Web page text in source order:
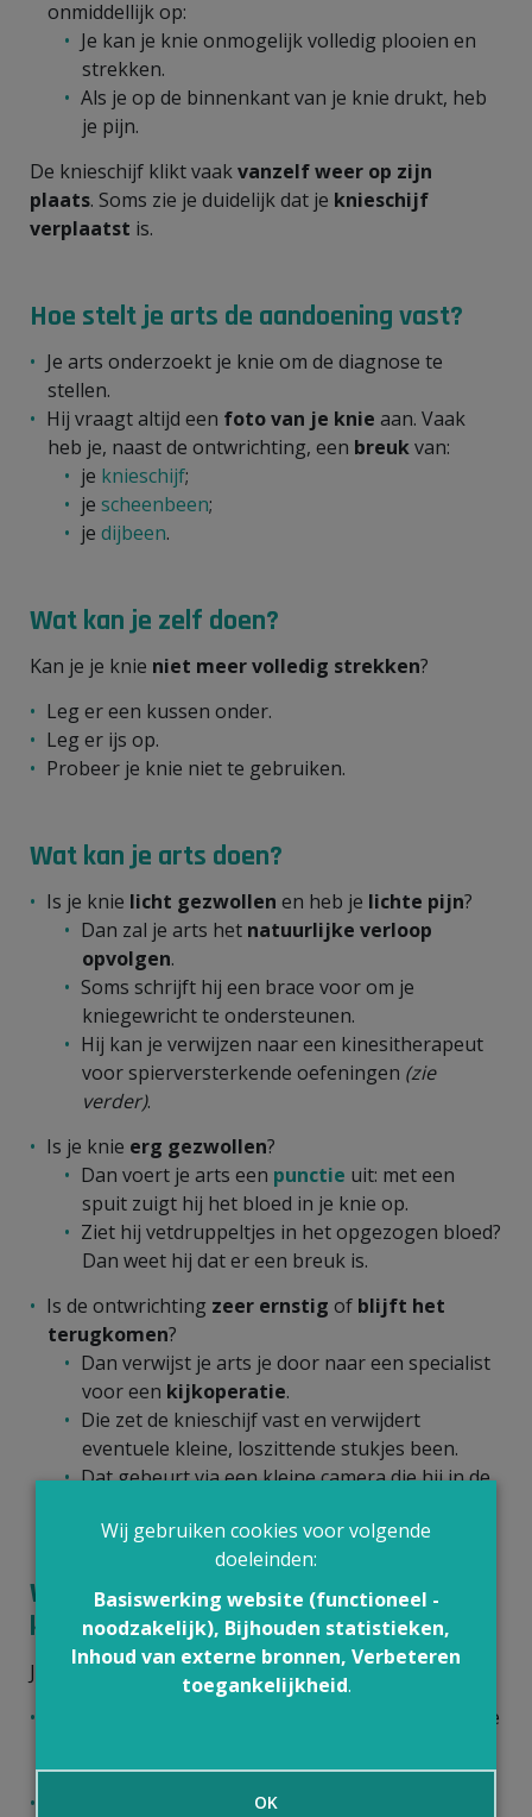
onmiddellijk op:
Je kan je knie onmogelijk volledig plooien en
strekken.
Als je op de binnenkant van je knie drukt, heb
je pijn.
De knieschijf klikt vaakvanzelf weer op zijn
plaats. Soms zie je duidelijk dat je knieschijf
verplaatst is.
Hoe stelt je arts de aandoening vast?
Je arts onderzoekt je knie om de diagnose te
stellen.
Hij vraagt altijd een foto van je knie aan. Vaak
heb je, naast de ontwrichting, een breukvan:
je knieschijf;
je scheenbeen;
je dijbeen.
Wat kan je zelf doen?
Kan je je knie niet meer volledig strekken?
Leg er een kussen onder.
Leg er ijs op.
Probeer je knie niet te gebruiken.
Wat kan je arts doen?
Is je knie licht gezwollen en heb je lichte pijn?
Dan zal je arts het natuurlijke verloop
opvolgen.
Soms schrijft hij een brace voor om je
kniegewricht te ondersteunen.
Hij kan je verwijzen naar een kinesitherapeut
voor spierversterkende oefeningen (zie
verder).
Is je knie erg gezwollen?
Dan voert je arts een punctie uit: met een
spuit zuigt hij het bloed in je knie op.
Ziet hij vetdruppeltjes in het opgezogen bloed?
Dan weet hij dat er een breuk is.
Is de ontwrichting zeer ernstig of blijft het
terugkomen?
Dan verwijst je arts je door naar een specialist
voor een kijkoperatie.
Die zet de knieschijf vast en verwijdert
eventuele kleine, loszittende stukjes been.
Dat gebeurt via een kleine camera die hij in de
Wat kan je samen met je
kinesitherapeut doen?
Je kinesitherapeut kan je begeleiden:
: dat is de periode
lichaamsdeel te bewegen;
revalidatieperiode
Wij gebruiken cookies voor volgende
doeleinden:
Basiswerking website (functioneel -
noodzakelijk), Bijhouden statistieken,
Inhoud van externe bronnen, Verbeteren
toegankelijkheid.
OK